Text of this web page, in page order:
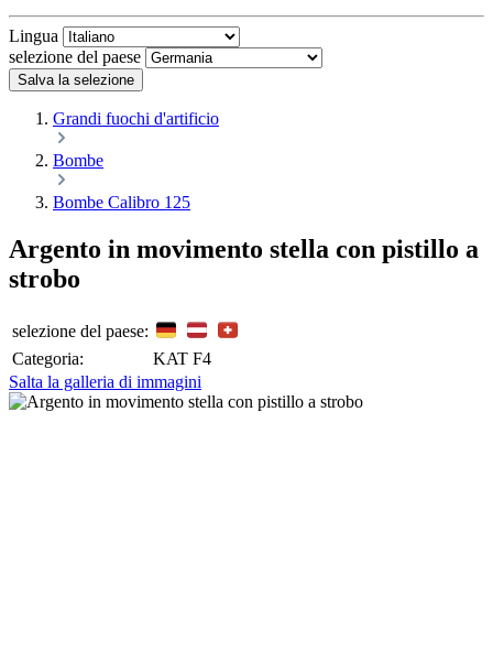
Lingua
selezione del paese
Salva la selezione
Grandi fuochi d'artificio
Bombe
Bombe Calibro 125
Argento in movimento stella con pistillo a
strobo
selezione del paese:
Categoria:
KAT F4
Salta la galleria di immagini